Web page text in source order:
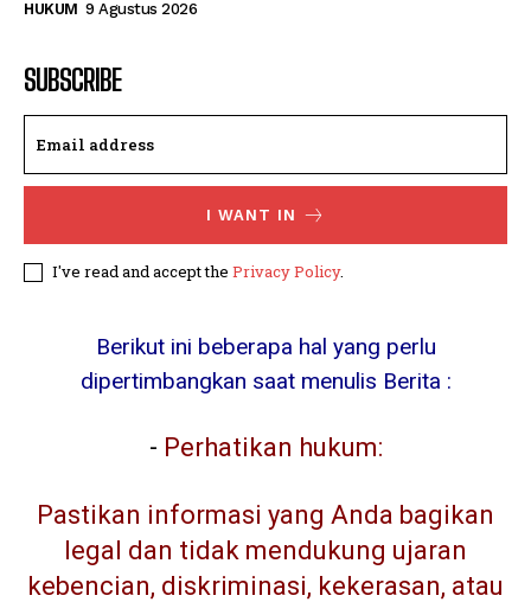
HUKUM 9 Agustus 2026
SUBSCRIBE
I WANT IN
I've read and accept the Privacy Policy.
Berikut ini beberapa hal yang perlu
dipertimbangkan saat menulis Berita :
- Perhatikan hukum:
Pastikan informasi yang Anda bagikan
legal dan tidak mendukung ujaran
kebencian, diskriminasi, kekerasan, atau